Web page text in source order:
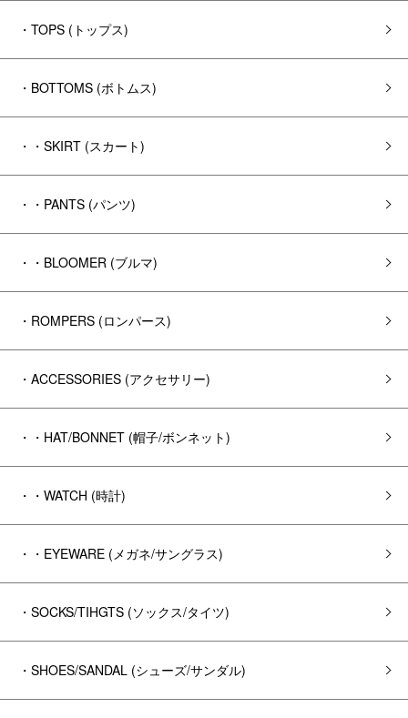
・TOPS (トップス)
・BOTTOMS (ボトムス)
・・SKIRT (スカート)
・・PANTS (パンツ)
・・BLOOMER (ブルマ)
・ROMPERS (ロンパース)
・ACCESSORIES (アクセサリー)
・・HAT/BONNET (帽子/ボンネット)
・・WATCH (時計)
・・EYEWARE (メガネ/サングラス)
・SOCKS/TIHGTS (ソックス/タイツ)
・SHOES/SANDAL (シューズ/サンダル)